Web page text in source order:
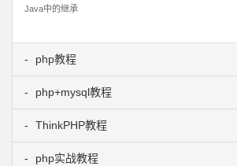
Java中的继承
php教程
php+mysql教程
ThinkPHP教程
php实战教程